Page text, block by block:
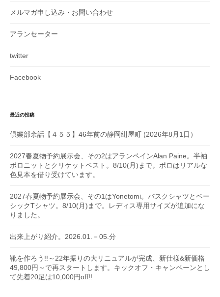
メルマガ申し込み・お問い合わせ
アランセーター
twitter
Facebook
最近の投稿
倶樂部余話【４５５】46年前の静岡紺屋町 (2026年8月1日）
2027春夏物予約展示会、その2はアランペインAlan Paine。半袖
ポロニットとクリケットベスト。8/10(月)まで。ポロはリアルな
色見本を借り受けています。
2027春夏物予約展示会、その1はYonetomi。バスクシャツとベー
シックTシャツ。8/10(月)まで。レディス専用サイズが追加にな
りました。
出来上がり紹介。2026.01.－05.分
靴を作ろう!!～22年振りの大リニュアルが完成、新仕様&新価格
49,800円～で再スタートします。キックオフ・キャンペーンとし
て先着20足は10,000円off!!